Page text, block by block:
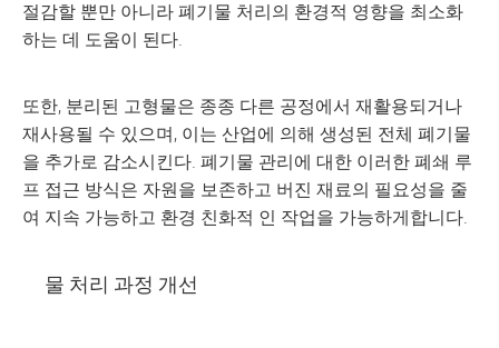
절감할 뿐만 아니라 폐기물 처리의 환경적 영향을 최소화
하는 데 도움이 된다.
또한, 분리된 고형물은 종종 다른 공정에서 재활용되거나
재사용될 수 있으며, 이는 산업에 의해 생성된 전체 폐기물
을 추가로 감소시킨다. 폐기물 관리에 대한 이러한 폐쇄 루
프 접근 방식은 자원을 보존하고 버진 재료의 필요성을 줄
여 지속 가능하고 환경 친화적 인 작업을 가능하게합니다.
물 처리 과정 개선